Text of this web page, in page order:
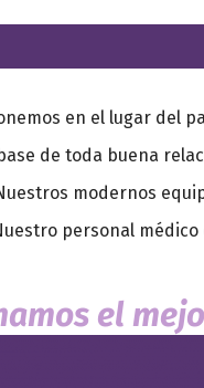
en el lugar del
de toda buena
modernos
personal
el